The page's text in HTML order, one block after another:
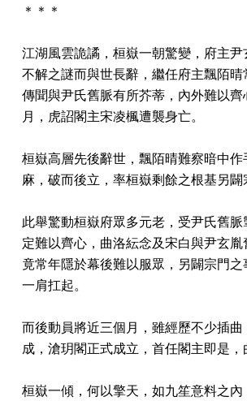
＊＊＊
江湖風雲詭譎，桓嶽一朝驚變，府主
不解之謎而與世長辭，繼任府主飄陌晴
傳聞與尹氏舊脈有所芥蒂，內外難以
月，虎詔閣主宋凌楓遭襲身亡。
桓嶽高層先後辭世，飄陌晴難察暗中
麻，破而後立，率桓嶽剩餘之根基另闢
此舉驚動桓嶽府眾多元老，受尹氏舊
定難以齊心，曲洛紜念及宋白與尹玄
竟常年隱於幕後難以服眾，另闢宗門
一肩扛起。
而後動員將近三個月，雖經歷不少插
成，滄玥閣正式成立，首任閣主即是，
桓嶽一傾，何以擎天，如九笙意料之